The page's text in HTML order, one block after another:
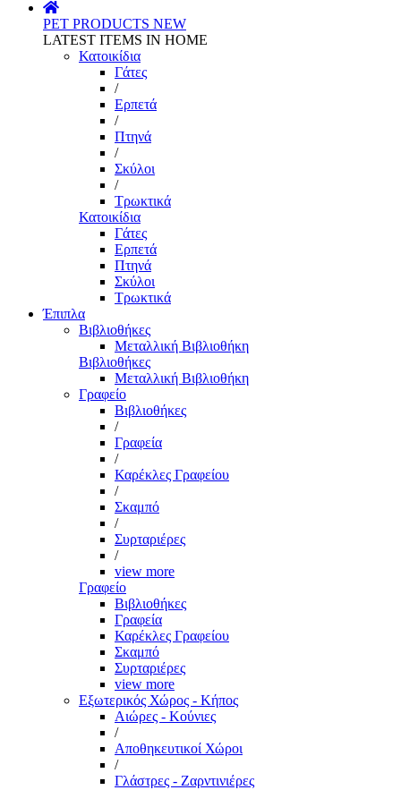
PET PRODUCTS NEW
LATEST ITEMS IN HOME
Κατοικίδια
Γάτες
/
Ερπετά
/
Πτηνά
/
Σκύλοι
/
Τρωκτικά
Κατοικίδια
Γάτες
Ερπετά
Πτηνά
Σκύλοι
Τρωκτικά
Έπιπλα
Βιβλιοθήκες
Μεταλλική Βιβλιοθήκη
Βιβλιοθήκες
Μεταλλική Βιβλιοθήκη
Γραφείο
Βιβλιοθήκες
/
Γραφεία
/
Καρέκλες Γραφείου
/
Σκαμπό
/
Συρταριέρες
/
view more
Γραφείο
Βιβλιοθήκες
Γραφεία
Καρέκλες Γραφείου
Σκαμπό
Συρταριέρες
view more
Εξωτερικός Χώρος - Κήπος
Αιώρες - Κούνιες
/
Αποθηκευτικοί Χώροι
/
Γλάστρες - Ζαρντινιέρες